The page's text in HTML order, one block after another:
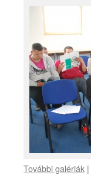
További galériák |